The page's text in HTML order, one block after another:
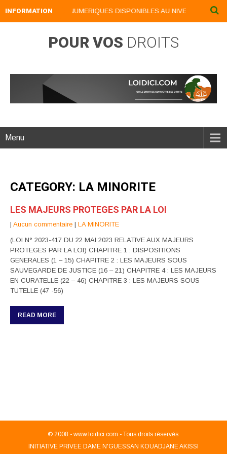
INFORMATION
NOS LIVRES NUMERIQUES DISPONIBLES AU NIVEAU DU
POUR VOS DROITS
Menu
CATEGORY: LA MINORITE
LES MAJEURS PROTEGES PAR LA LOI
| Aucun commentaire | LA MINORITE
(LOI N° 2023-417 DU 22 MAI 2023 RELATIVE AUX MAJEURS
PROTEGES PAR LA LOI) CHAPITRE 1 : DISPOSITIONS
GENERALES (1 – 15) CHAPITRE 2 : LES MAJEURS SOUS
SAUVEGARDE DE JUSTICE (16 – 21) CHAPITRE 4 : LES MAJEURS
EN CURATELLE (22 – 46) CHAPITRE 3 : LES MAJEURS SOUS
TUTELLE (47 -56)
READ MORE
© 2008 - www.loidici.com - Tous droits réservés.
INITIATIVE PRIVEE DAME N'GUESSAN KOUADJANE AKISSI